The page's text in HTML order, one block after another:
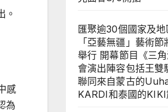
。
感
為
匯聚逾30個國家及
「亞藝無疆」藝術節
舉行 開幕節目《三
會演出陣容包括王雙
聯同來自蒙古的
KARDI和泰國的